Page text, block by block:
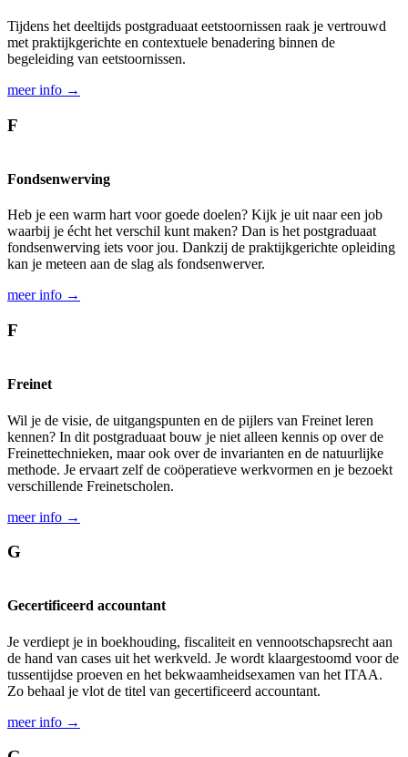
Tijdens het deel­tijds post­graduaat eet­stoornissen raak je vertrouwd
met praktijk­gerichte en contextuele benadering binnen de
begeleiding van eetstoornissen.
meer info →
F
Fondsenwerving
Heb je een warm hart voor goede doelen? Kijk je uit naar een job
waarbij je écht het verschil kunt maken? Dan is het postgraduaat
fondsenwerving iets voor jou. Dankzij de praktijkgerichte opleiding
kan je meteen aan de slag als fondsenwerver.
meer info →
F
Freinet
Wil je de visie, de uitgangs­punten en de pijlers van Freinet leren
kennen? In dit postgraduaat bouw je niet alleen kennis op over de
Freinet­technieken, maar ook over de invarianten en de natuurlijke
methode. Je ervaart zelf de coöperatieve werk­vormen en je bezoekt
verschillende Freinet­scholen.
meer info →
G
Gecertificeerd accountant
Je verdiept je in boek­houding, fiscaliteit en vennoot­schaps­recht aan
de hand van cases uit het werk­veld. Je wordt klaar­gestoomd voor de
tussen­tijdse proeven en het bekwaam­heids­examen van het ITAA.
Zo behaal je vlot de titel van gecertificeerd accountant.
meer info →